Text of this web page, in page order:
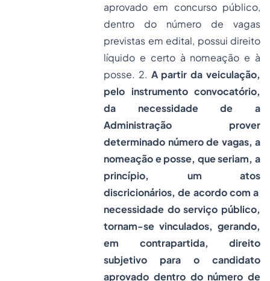
aprovado em concurso público,
dentro do número de vagas
previstas em edital, possui direito
líquido e certo à nomeação e à
posse. 2. Apartir da veiculação,
pelo instrumento convocatório,
da necessidade de a
Administração prover
determinado número de vagas, a
nomeação e posse, que seriam, a
princípio, um atos
discricionários, de acordo com a
necessidade do serviço público,
tornam-se vinculados, gerando,
em contrapartida, direito
subjetivo para o candidato
aprovado dentro do número de